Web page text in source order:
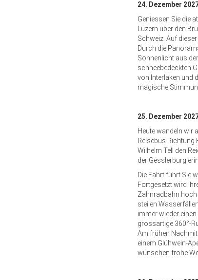
24. Dezember
Geniessen Sie die
Luzern über den
Schweiz. Auf
Durch die
Sonnenlicht aus
schneebedeckten
von Interlaken und
magische
25. Dezember
Heute wandeln wir
Reisebus Richtung
Wilhelm Tell den
der Gesslerburg
Die Fahrt führt Sie
Fortgesetzt wird
Zahnradbahn hoch
steilen
immer wieder
grossartige 360°-
Am frühen
einem Glühwein-
wünschen frohe